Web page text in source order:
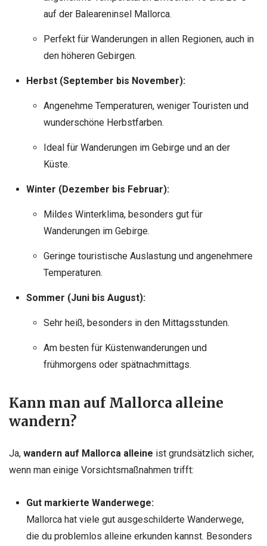
auf der Baleareninsel Mallorca.
Perfekt für Wanderungen in allen Regionen, auch in
den höheren Gebirgen.
Herbst (September bis November):
Angenehme Temperaturen, weniger Touristen und
wunderschöne Herbstfarben.
Ideal für Wanderungen im Gebirge und an der
Küste.
Winter (Dezember bis Februar):
Mildes Winterklima, besonders gut für
Wanderungen im Gebirge.
Geringe touristische Auslastung und angenehmere
Temperaturen.
Sommer (Juni bis August):
Sehr heiß, besonders in den Mittagsstunden.
Am besten für Küstenwanderungen und
frühmorgens oder spätnachmittags.
Kann man auf Mallorca alleine
wandern?
Ja, wandern auf Mallorca alleine ist grundsätzlich sicher,
wenn man einige Vorsichtsmaßnahmen trifft:
Gut markierte Wanderwege:
Mallorca hat viele gut ausgeschilderte Wanderwege,
die du problemlos alleine erkunden kannst. Besonders